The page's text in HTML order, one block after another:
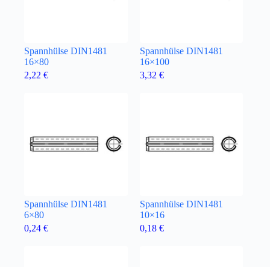
Spannhülse DIN1481
16×80
2,22 €
Spannhülse DIN1481
16×100
3,32 €
Spannhülse DIN1481
6×80
0,24 €
Spannhülse DIN1481
10×16
0,18 €